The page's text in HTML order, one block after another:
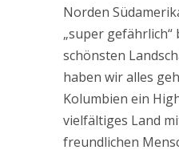
Norden
„super gefährlich“
schönsten
haben wir alles
Kolumbien ein
vielfältiges Land
freundlichen